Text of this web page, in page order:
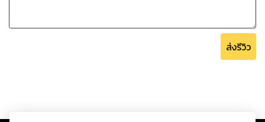
คนในอ้อมแขน เธอให้โอกาสเขา เพราะถ้าเขาบอกเหตุผลที่สามารถ
ส่งรีวิว